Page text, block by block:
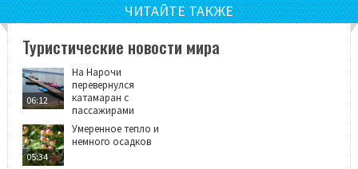
ЧИТАЙТЕ ТАКЖЕ
Туристические новости мира
06:12
На Нарочи
перевернулся
катамаран с
пассажирами
05:34
Умеренное тепло и
немного осадков